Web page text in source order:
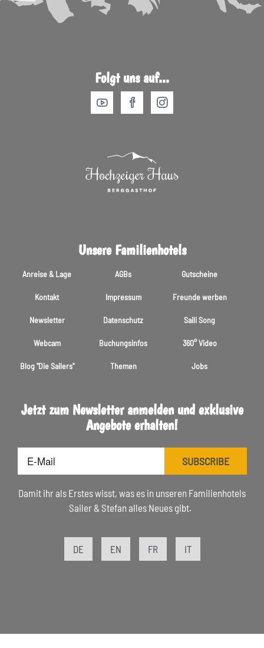
Folgt uns auf...
Unsere Familienhotels
Anreise & Lage
Kontakt
Newsletter
Webcam
Blog "Die Sailers"
AGBs
Impressum
Datenschutz
Buchungsinfos
Themen
Gutscheine
Freunde werben
Saili Song
360° Video
Jobs
Jetzt zum Newsletter anmelden und exklusive
Angebote erhalten!
SUBSCRIBE
Damit ihr als Erstes wisst, was es in unseren Familienhotels
Sailer & Stefan alles Neues gibt.
DE EN FR IT